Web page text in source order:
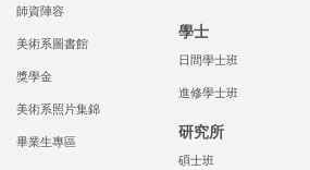
師資陣容
美術系圖書館
獎學金
美術系照片集錦
畢業生專區
學士
日間學士班
進修學士班
研究所
碩士班